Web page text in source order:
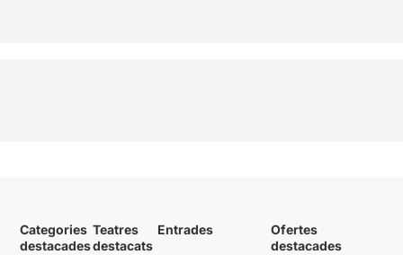
Categories
destacades
Teatres
destacats
Entrades
Ofertes
destacades